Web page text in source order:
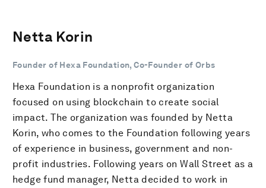
Netta Korin
Founder of Hexa Foundation, Co-Founder of Orbs
Hexa Foundation is a nonprofit organization
focused on using blockchain to create social
impact. The organization was founded by Netta
Korin, who comes to the Foundation following years
of experience in business, government and non-
profit industries. Following years on Wall Street as a
hedge fund manager, Netta decided to work in